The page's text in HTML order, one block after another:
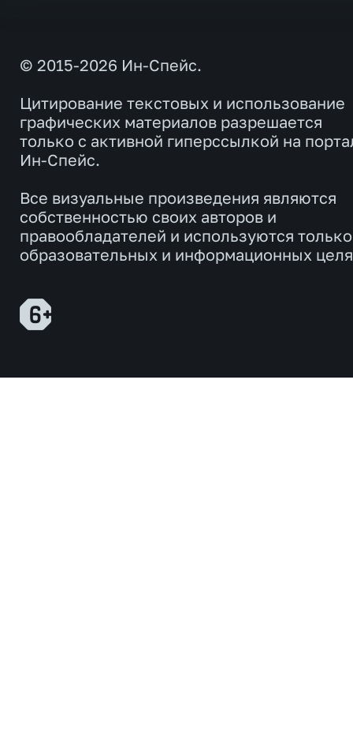
© 2015-2026 Ин-Спейс.
Цитирование текстовых и использование
графических материалов разрешается
только с активной гиперссылкой на
Ин-Спейс.
Все визуальные произведения являются
собственностью своих авторов и
правообладателей и используются
образовательных и информационных